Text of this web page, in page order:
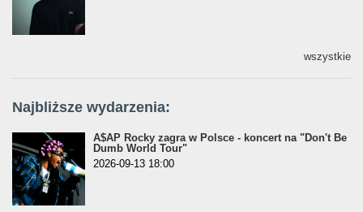
wszystkie
Najbliższe wydarzenia:
A$AP Rocky zagra w Polsce - koncert na "Don't Be
Dumb World Tour"
2026-09-13 18:00